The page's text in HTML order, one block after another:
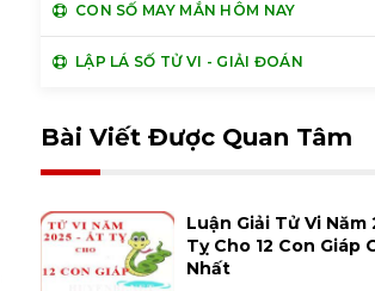
CON SỐ MAY MẮN HÔM NAY
LẬP LÁ SỐ TỬ VI - GIẢI ĐOÁN
Bài Viết Được Quan Tâm
Luận Giải Tử Vi Năm
Tỵ Cho 12 Con Giáp
Nhất